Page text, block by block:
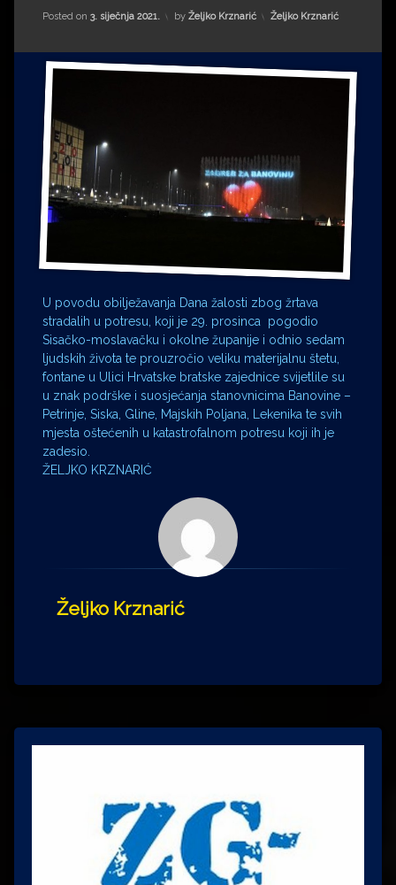
Matea Andrić
Ljiljana Lekanić-Kljaić
Željko Krznarić
Mario Lovreković
Miroslav Šantek
Posted on 3. siječnja 2021. by Željko Krznarić Kategorije:
Željko Krznarić
U povodu obilježavanja Dana žalosti zbog žrtava
stradalih u potresu, koji je 29. prosinca pogodio
Sisačko-moslavačku i okolne županije i odnio sedam
ljudskih života te prouzročio veliku materijalnu štetu,
fontane u Ulici Hrvatske bratske zajednice svijetlile su
u znak podrške i suosjećanja stanovnicima Banovine –
Petrinje, Siska, Gline, Majskih Poljana, Lekenika te svih
mjesta oštećenih u katastrofalnom potresu koji ih je
zadesio.
ŽELJKO KRZNARIĆ
Željko Krznarić